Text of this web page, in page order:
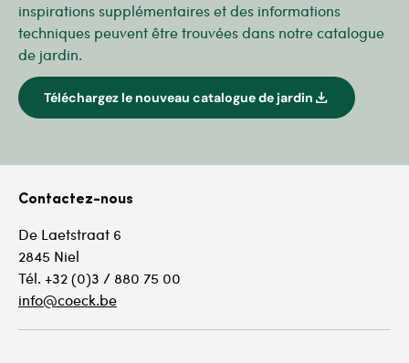
inspirations supplémentaires et des informations
techniques peuvent être trouvées dans notre catalogue
de jardin.
Téléchargez le nouveau catalogue de jardin download
Contactez-nous
De Laetstraat 6
2845 Niel
Tél. +32 (0)3 / 880 75 00
info@coeck.be